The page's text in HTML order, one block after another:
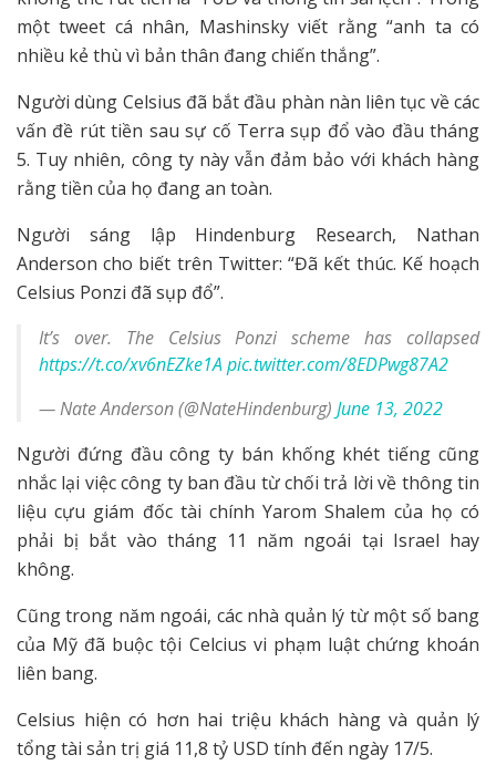
một tweet cá nhân, Mashinsky viết rằng “anh ta có
nhiều kẻ thù vì bản thân đang chiến thắng”.
Người dùng Celsius đã bắt đầu phàn nàn liên tục về các
vấn đề rút tiền sau sự cố Terra sụp đổ vào đầu tháng
5. Tuy nhiên, công ty này vẫn đảm bảo với khách hàng
rằng tiền của họ đang an toàn.
Người sáng lập Hindenburg Research, Nathan
Anderson cho biết trên Twitter: “Đã kết thúc. Kế hoạch
Celsius Ponzi đã sụp đổ”.
It’s over. The Celsius Ponzi scheme has collapsed
https://t.co/xv6nEZke1Apic.twitter.com/8EDPwg87A2
— Nate Anderson (@NateHindenburg) June 13, 2022
Người đứng đầu công ty bán khống khét tiếng cũng
nhắc lại việc công ty ban đầu từ chối trả lời về thông tin
liệu cựu giám đốc tài chính Yarom Shalem của họ có
phải bị bắt vào tháng 11 năm ngoái tại Israel hay
không.
Cũng trong năm ngoái, các nhà quản lý từ một số bang
của Mỹ đã buộc tội Celcius vi phạm luật chứng khoán
liên bang.
Celsius hiện có hơn hai triệu khách hàng và quản lý
tổng tài sản trị giá 11,8 tỷ USD tính đến ngày 17/5.